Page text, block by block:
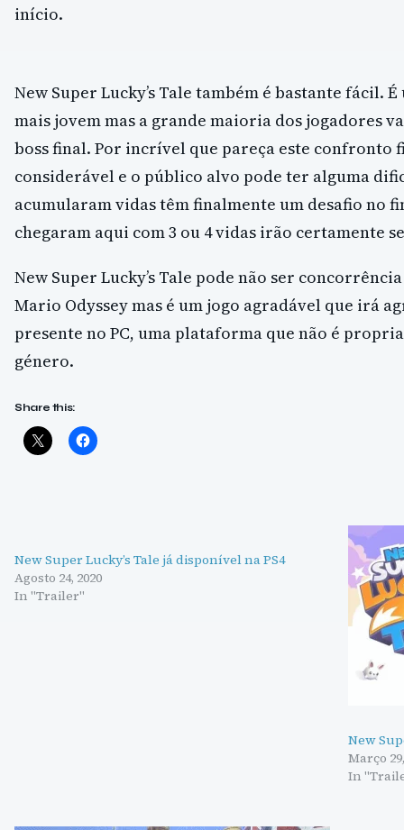
início.
New Super Lucky’s Tale também é bastante fácil.
mais jovem mas a grande maioria dos jogadores
boss final. Por incrível que pareça este confronto
considerável e o público alvo pode ter alguma
acumularam vidas têm finalmente um desafio no
chegaram aqui com 3 ou 4 vidas irão certamente
New Super Lucky’s Tale pode não ser
Mario Odyssey mas é um jogo agradável que irá
presente no PC, uma plataforma que não é
género.
Share this:
New Super Lucky’s Tale já disponível na PS4
Agosto 24, 2020
In "Trailer"
New
Março
In